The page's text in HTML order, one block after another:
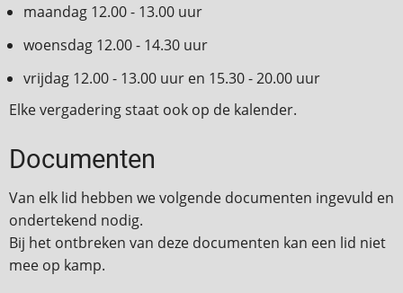
maandag 12.00 - 13.00 uur
woensdag 12.00 - 14.30 uur
vrijdag 12.00 - 13.00 uur en 15.30 - 20.00 uur
Elke vergadering staat ook op de kalender.
Documenten
Van elk lid hebben we volgende documenten ingevuld en
ondertekend nodig.
Bij het ontbreken van deze documenten kan een lid niet
mee op kamp.